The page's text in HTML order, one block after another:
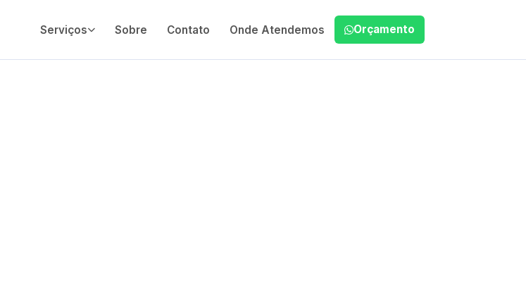
Serviços Sobre Contato Onde Atendemos Orçamento